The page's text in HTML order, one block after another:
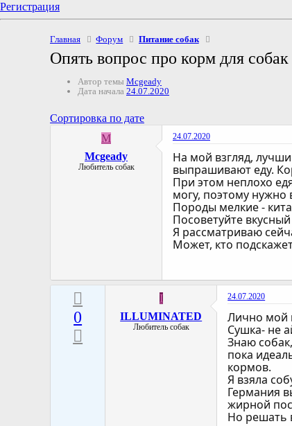
Регистрация
Главная Форум Питание собак
Опять вопрос про корм для собак
Автор темы Mcgeady
Дата начала 24.07.2020
Сортировка по дате
M
Mcgeady
Любитель собак
24.07.2020
На мой взгляд,
выпрашивают еду.
При этом неплохо
могу, поэтому
Породы мелкие -
Посоветуйте
Я рассматриваю
Может, кто
0
I
ILLUMINATED
Любитель собак
24.07.2020
Лично мой
Сушка- не
Знаю
пока
кормов.
Я взяла
Германия
жирной
Но решать